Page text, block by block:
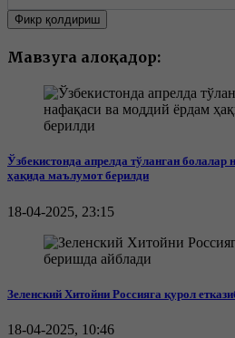
Фикр қолдириш
Мавзуга алоқадор:
Ўзбекистонда апрелда тўланган
ҳақида маълумот берилди
18-04-2025, 23:15
Зеленский Хитойни Россияга қурол
18-04-2025, 10:46